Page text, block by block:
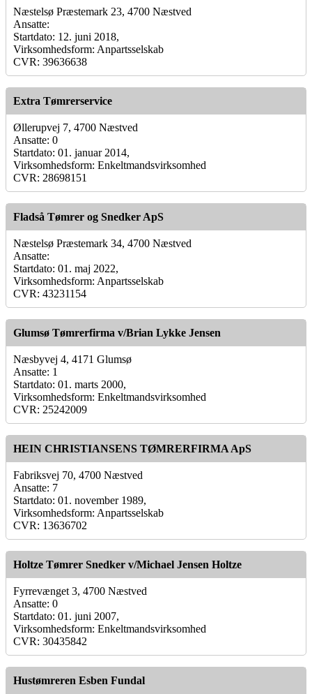
Næstelsø Præstemark 23, 4700 Næstved
Ansatte:
Startdato: 12. juni 2018,
Virksomhedsform: Anpartsselskab
CVR: 39636638
Extra Tømrerservice
Øllerupvej 7, 4700 Næstved
Ansatte: 0
Startdato: 01. januar 2014,
Virksomhedsform: Enkeltmandsvirksomhed
CVR: 28698151
Fladså Tømrer og Snedker ApS
Næstelsø Præstemark 34, 4700 Næstved
Ansatte:
Startdato: 01. maj 2022,
Virksomhedsform: Anpartsselskab
CVR: 43231154
Glumsø Tømrerfirma v/Brian Lykke Jensen
Næsbyvej 4, 4171 Glumsø
Ansatte: 1
Startdato: 01. marts 2000,
Virksomhedsform: Enkeltmandsvirksomhed
CVR: 25242009
HEIN CHRISTIANSENS TØMRERFIRMA ApS
Fabriksvej 70, 4700 Næstved
Ansatte: 7
Startdato: 01. november 1989,
Virksomhedsform: Anpartsselskab
CVR: 13636702
Holtze Tømrer Snedker v/Michael Jensen Holtze
Fyrrevænget 3, 4700 Næstved
Ansatte: 0
Startdato: 01. juni 2007,
Virksomhedsform: Enkeltmandsvirksomhed
CVR: 30435842
Hustømreren Esben Fundal